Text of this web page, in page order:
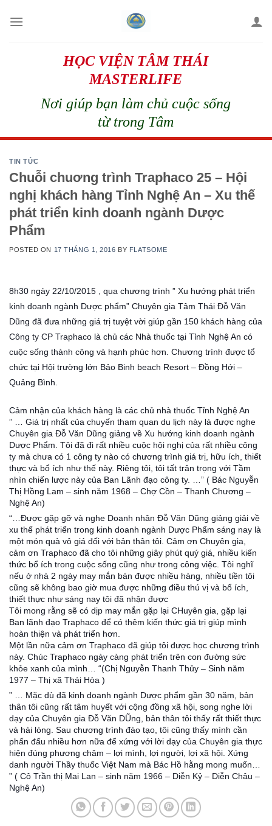
HỌC VIỆN TÂM THÁI
MASTERLIFE
Nơi giúp bạn làm chủ cuộc sống
từ trong Tâm
TIN TỨC
Chuỗi chuơng trình Traphaco 25 – Hội
nghị khách hàng Tỉnh Nghệ An – Xu thế
phát triển kinh doanh ngành Dược
Phẩm
POSTED ON 17 THÁNG 1, 2016 BY FLATSOME
8h30 ngày 22/10/2015 , qua chương trình ” Xu hướng phát triển
kinh doanh ngành Dược phẩm” Chuyên gia Tâm Thái Đỗ Văn
Dũng đã đưa những giá trị tuyệt vời giúp gần 150 khách hàng của
Công ty CP Traphaco là chủ các Nhà thuốc tại Tỉnh Nghệ An có
cuộc sống thành công và hạnh phúc hơn. Chương trình được tổ
chức tại Hội trường lớn Bảo Binh beach Resort – Đồng Hới –
Quảng Bình.
Cảm nhận của khách hàng là các chủ nhà thuốc Tỉnh Nghệ An
” … Giá trị nhất của chuyến tham quan du lịch này là được nghe
Chuyên gia Đỗ Văn Dũng giảng về Xu hướng kinh doanh ngành
Dược Phẩm. Tôi đã đi rất nhiều cuộc hội nghị của rất nhiều công
ty mà chưa có 1 công ty nào có chương trình giá trị, hữu ích, thiết
thực và bổ ích như thế này. Riêng tôi, tôi tất trân trọng với Tầm
nhìn chiến lược này của Ban Lãnh đạo công ty. …” ( Bác Nguyễn
Thị Hồng Lam – sinh năm 1968 – Chợ Cồn – Thanh Chương –
Nghệ An)
“…Được gặp gỡ và nghe Doanh nhân Đỗ Văn Dũng giảng giải về
xu thế phát triển trong kinh doanh ngành Dược Phẩm sáng nay là
một món quà vô giá đối với bản thân tôi. Cảm ơn Chuyên gia,
cảm ơn Traphaco đã cho tôi những giây phút quý giá, nhiều kiến
thức bổ ích trong cuộc sống cũng như trong công việc. Tôi nghĩ
nếu ở nhà 2 ngày may mắn bán được nhiều hàng, nhiều tiền tôi
cũng sẽ không bao giờ mua được những điều thú vị và bổ ích,
thiết thực như sáng nay tôi đã nhận được
Tôi mong rằng sẽ có dịp may mắn gặp lại CHuyên gia, gặp lại
Ban lãnh đạo Traphaco để có thêm kiến thức giá trị giúp mình
hoàn thiện và phát triển hơn.
Một lần nữa cảm ơn Traphaco đã giúp tôi được học chương trình
này. Chúc Traphaco ngày càng phát triển trên con đường sức
khỏe xanh của mình… “(Chị Nguyễn Thanh Thủy – Sinh năm
1977 – Thị xã Thái Hòa )
” … Mặc dù đã kinh doanh ngành Dược phẩm gần 30 năm, bản
thân tôi cũng rất tâm huyết với cộng đồng xã hội, song nghe lời
dạy của Chuyên gia Đỗ Văn DŨng, bản thân tôi thấy rất thiết thực
và hài lòng. Sau chương trình đào tạo, tôi cũng thấy mình cần
phấn đấu nhiều hơn nữa để xứng với lời dạy của Chuyên gia thực
hiện đúng phương châm – lợi mình, lợi người, lợi xã hội. Xứng
danh người Thầy thuốc Việt Nam mà Bác Hồ hằng mong muốn…
” ( Cô Trần thị Mai Lan – sinh năm 1966 – Diễn Kỷ – Diễn Châu –
Nghệ An)